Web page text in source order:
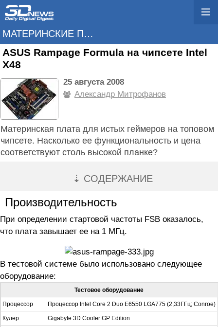
МАТЕРИНСКИЕ ПЛАТЫ
ASUS Rampage Formula на чипсете Intel
X48
25 августа 2008
Александр Митрофанов
Материнская плата для истых геймеров на топовом
чипсете. Насколько ее функциональность и цена
соответствуют столь высокой планке?
⇣ СОДЕРЖАНИЕ
Производительность
При определении стартовой частоты FSB оказалось,
что плата завышает ее на 1 МГц.
В тестовой системе было использовано следующее
оборудование:
Тестовое оборудование
Процессор Процессор Intel Core 2 Duo E6550 LGA775 (2,33ГГц; Conroe)
Кулер Gigabyte 3D Cooler GP Edition